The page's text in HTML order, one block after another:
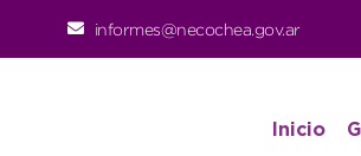
informes@necochea.gov.ar
Inicio